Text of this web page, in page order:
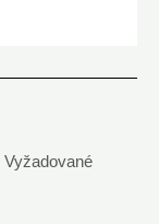
Vyžadované